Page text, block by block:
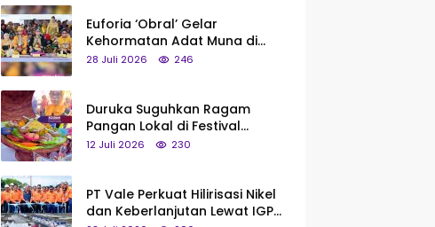
Euforia ‘Obral’ Gelar
Kehormatan Adat Muna di
Silaturahmi KKMM, Ridwan Bae:
28 Juli 2026 246
Duruka Suguhkan Ragam
Pangan Lokal di Festival
Liangkobhori, Dari Umbi Rebus
12 Juli 2026 230
PT Vale Perkuat Hilirisasi Nikel
dan Keberlanjutan Lewat IGP